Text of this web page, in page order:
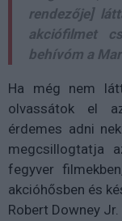
rendezője]
akciófilmet
behívóm a
Ha még nem
olvassátok el
érdemes adni
megcsillogtatja
fegyver
akcióhősben és
Robert Downey